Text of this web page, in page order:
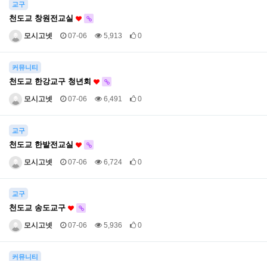
교구
천도교 창원전교실
모시고넷 07-06 5,913 0
커뮤니티
천도교 한강교구 청년회
모시고넷 07-06 6,491 0
교구
천도교 한밭전교실
모시고넷 07-06 6,724 0
교구
천도교 송도교구
모시고넷 07-06 5,936 0
커뮤니티